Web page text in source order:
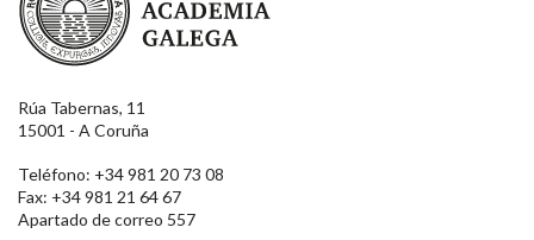
Rúa Tabernas, 11
15001 - A Coruña
Teléfono: +34 981 20 73 08
Fax: +34 981 21 64 67
Apartado de correo 557